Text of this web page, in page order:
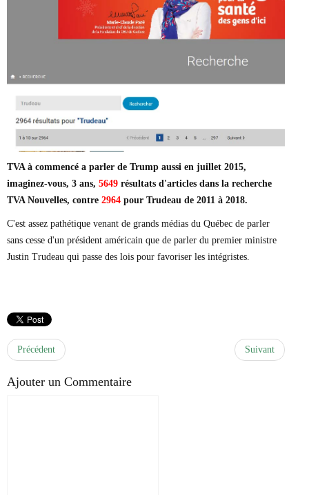
TVA à commencé a parler de Trump aussi en juillet 2015,
imaginez-vous, 3 ans, 5649 résultats d'articles dans la recherche
TVA Nouvelles, contre 2964 pour Trudeau de 2011 à 2018.
C'est assez pathétique venant de grands médias du Québec de parler
sans cesse d'un président américain que de parler du premier ministre
Justin Trudeau qui passe des lois pour favoriser les intégristes.
Précédent Suivant
Ajouter un Commentaire